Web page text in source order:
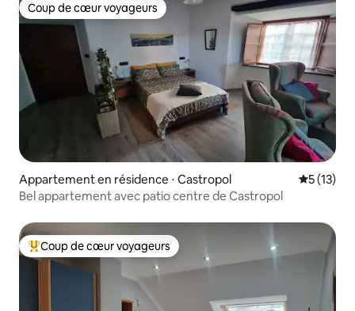
Coup de cœur voyageurs
Coup de cœur voyageurs
Appartement en résidence ⋅ Castropol
5 (13)
Bel appartement avec patio centre de Castropol
Coups de cœur voyageurs les plus appréciés
Coup de cœur voyageurs